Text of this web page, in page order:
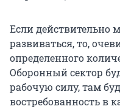
Если действительно
развиваться, то,
определенного
Оборонный сектор
рабочую силу, там
востребованность в